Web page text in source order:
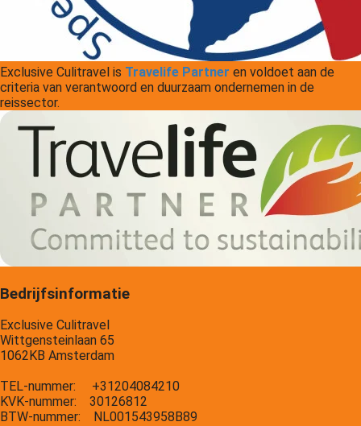
Exclusive Culitravel is Travelife Partner en voldoet aan de
criteria van verantwoord en duurzaam ondernemen in de
reissector.
Bedrijfsinformatie
Exclusive Culitravel
Wittgensteinlaan 65
1062KB Amsterdam
TEL-nummer: +31204084210
KVK-nummer: 30126812
BTW-nummer: NL001543958B89